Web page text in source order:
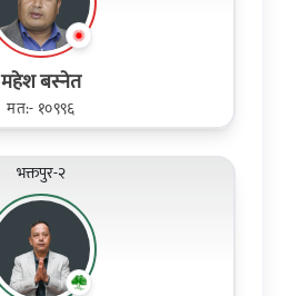
महेश बस्नेत
मत:- १०९९६
भक्तपुर-२